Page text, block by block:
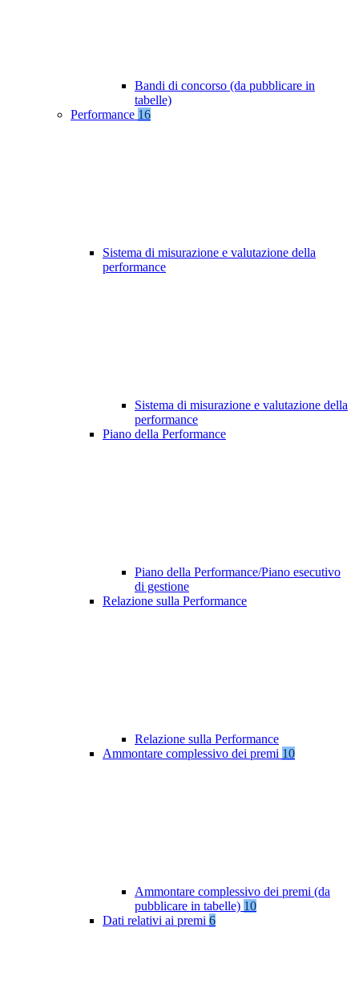
Bandi di concorso (da pubblicare in
tabelle)
Performance 16
Sistema di misurazione e valutazione della
performance
Sistema di misurazione e valutazione della
performance
Piano della Performance
Piano della Performance/Piano esecutivo
di gestione
Relazione sulla Performance
Relazione sulla Performance
Ammontare complessivo dei premi 10
Ammontare complessivo dei premi (da
pubblicare in tabelle) 10
Dati relativi ai premi 6